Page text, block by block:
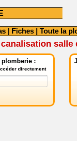
| Fiches | Toute la
salle
plomberie :
directement